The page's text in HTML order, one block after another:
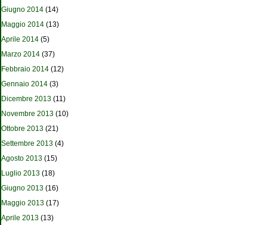
Giugno 2014 (14)
Maggio 2014 (13)
Aprile 2014 (5)
Marzo 2014 (37)
Febbraio 2014 (12)
Gennaio 2014 (3)
Dicembre 2013 (11)
Novembre 2013 (10)
Ottobre 2013 (21)
Settembre 2013 (4)
Agosto 2013 (15)
Luglio 2013 (18)
Giugno 2013 (16)
Maggio 2013 (17)
Aprile 2013 (13)